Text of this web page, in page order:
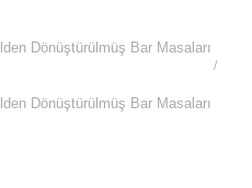
Dönüştürülmüş Bar Masaları
Dönüştürülmüş Bar Masaları